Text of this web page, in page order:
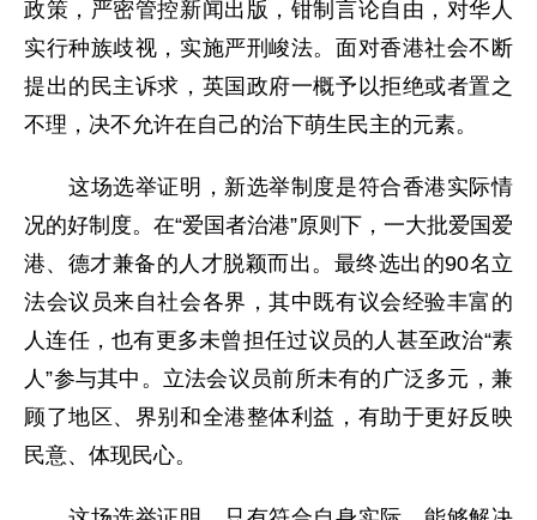
政策，严密管控新闻出版，钳制言论自由，对华人
实行种族歧视，实施严刑峻法。面对香港社会不断
提出的民主诉求，英国政府一概予以拒绝或者置之
不理，决不允许在自己的治下萌生民主的元素。
这场选举证明，新选举制度是符合香港实际情
况的好制度。在“爱国者治港”原则下，一大批爱国爱
港、德才兼备的人才脱颖而出。最终选出的90名立
法会议员来自社会各界，其中既有议会经验丰富的
人连任，也有更多未曾担任过议员的人甚至政治“素
人”参与其中。立法会议员前所未有的广泛多元，兼
顾了地区、界别和全港整体利益，有助于更好反映
民意、体现民心。